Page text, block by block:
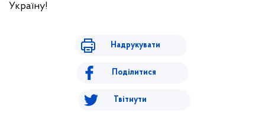
Україну!
Надрукувати
Поділитися
Твітнути